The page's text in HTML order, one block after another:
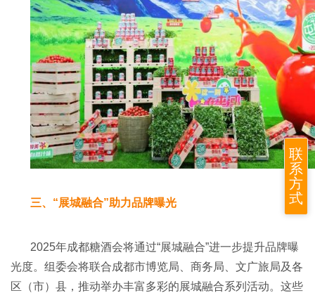
三、“展城融合”助力品牌曝光
2025年成都糖酒会将通过“展城融合”进一步提升品牌曝
光度。组委会将联合成都市博览局、商务局、文广旅局及各
区（市）县，推动举办丰富多彩的展城融合系列活动。这些
联
系
方
式